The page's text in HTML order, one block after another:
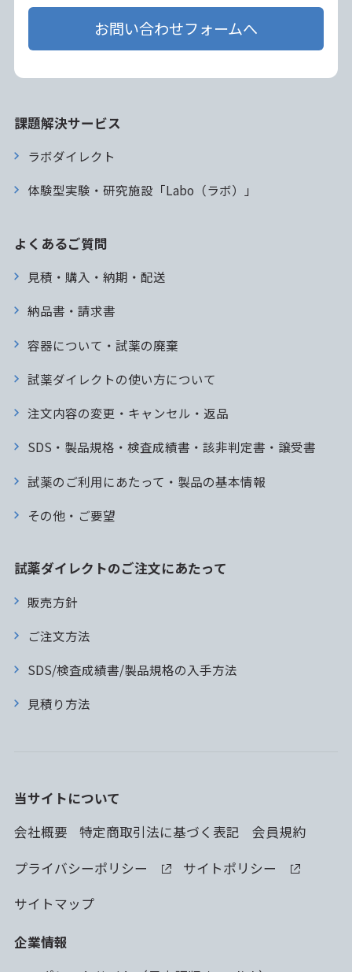
お問い合わせフォームへ
課題解決サービス
ラボダイレクト
体験型実験・研究施設「Labo（ラボ）」
よくあるご質問
見積・購入・納期・配送
納品書・請求書
容器について・試薬の廃棄
試薬ダイレクトの使い方について
注文内容の変更・キャンセル・返品
SDS・製品規格・検査成績書・該非判定書・譲受書
試薬のご利用にあたって・製品の基本情報
その他・ご要望
試薬ダイレクトのご注文にあたって
販売方針
ご注文方法
SDS/検査成績書/製品規格の入手方法
見積り方法
当サイトについて
会社概要
特定商取引法に基づく表記
会員規約
プライバシーポリシー
サイトポリシー
サイトマップ
企業情報